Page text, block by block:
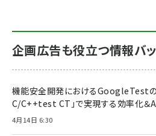
企画広告も役立つ情報バッ
機能安全開発におけるGoogleTest
C/C++test CT」で実現する効率化＆
4月14日 6:30